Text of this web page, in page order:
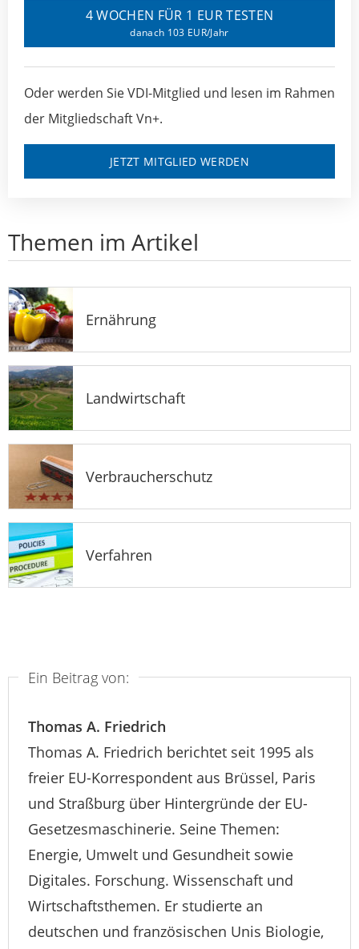
4 WOCHEN FÜR 1 EUR TESTEN
danach 103 EUR/Jahr
Oder werden Sie VDI-Mitglied und lesen im Rahmen
der Mitgliedschaft Vn+.
JETZT MITGLIED WERDEN
Themen im Artikel
Ernährung
Landwirtschaft
Verbraucherschutz
Verfahren
Ein Beitrag von:
Thomas A. Friedrich
Thomas A. Friedrich berichtet seit 1995 als
freier EU-Korrespondent aus Brüssel, Paris
und Straßburg über Hintergründe der EU-
Gesetzesmaschinerie. Seine Themen:
Energie, Umwelt und Gesundheit sowie
Digitales. Forschung. Wissenschaft und
Wirtschaftsthemen. Er studierte an
deutschen und französischen Unis Biologie,